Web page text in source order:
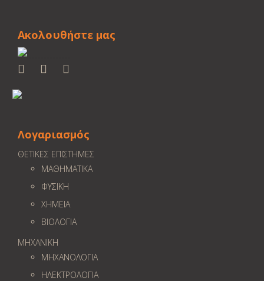
Ακολουθήστε μας
Λογαριασμός
ΘΕΤΙΚΕΣ ΕΠΙΣΤΗΜΕΣ
ΜΑΘΗΜΑΤΙΚΑ
ΦΥΣΙΚΗ
ΧΗΜΕΙΑ
ΒΙΟΛΟΓΙΑ
ΜΗΧΑΝΙΚΗ
ΜΗΧΑΝΟΛΟΓΙΑ
ΗΛΕΚΤΡΟΛΟΓΙΑ